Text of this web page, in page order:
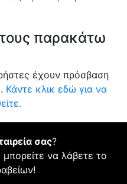
παρακάτω
έχουν πρόσβαση
Κάντε κλικ εδώ για να
σας?
να λάβετε το